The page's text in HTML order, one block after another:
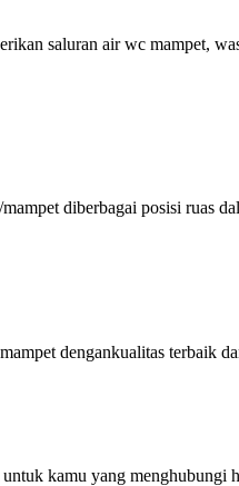
saluran air wc mampet,
diberbagai posisi ruas
dengankualitas terbaik
kamu yang